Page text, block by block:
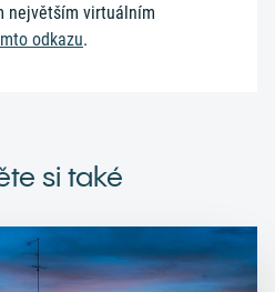
největším virtuálním
odkazu.
si také